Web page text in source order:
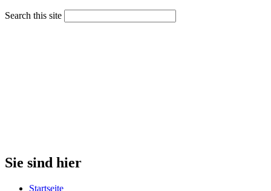
Search this site
Sie sind hier
Startseite